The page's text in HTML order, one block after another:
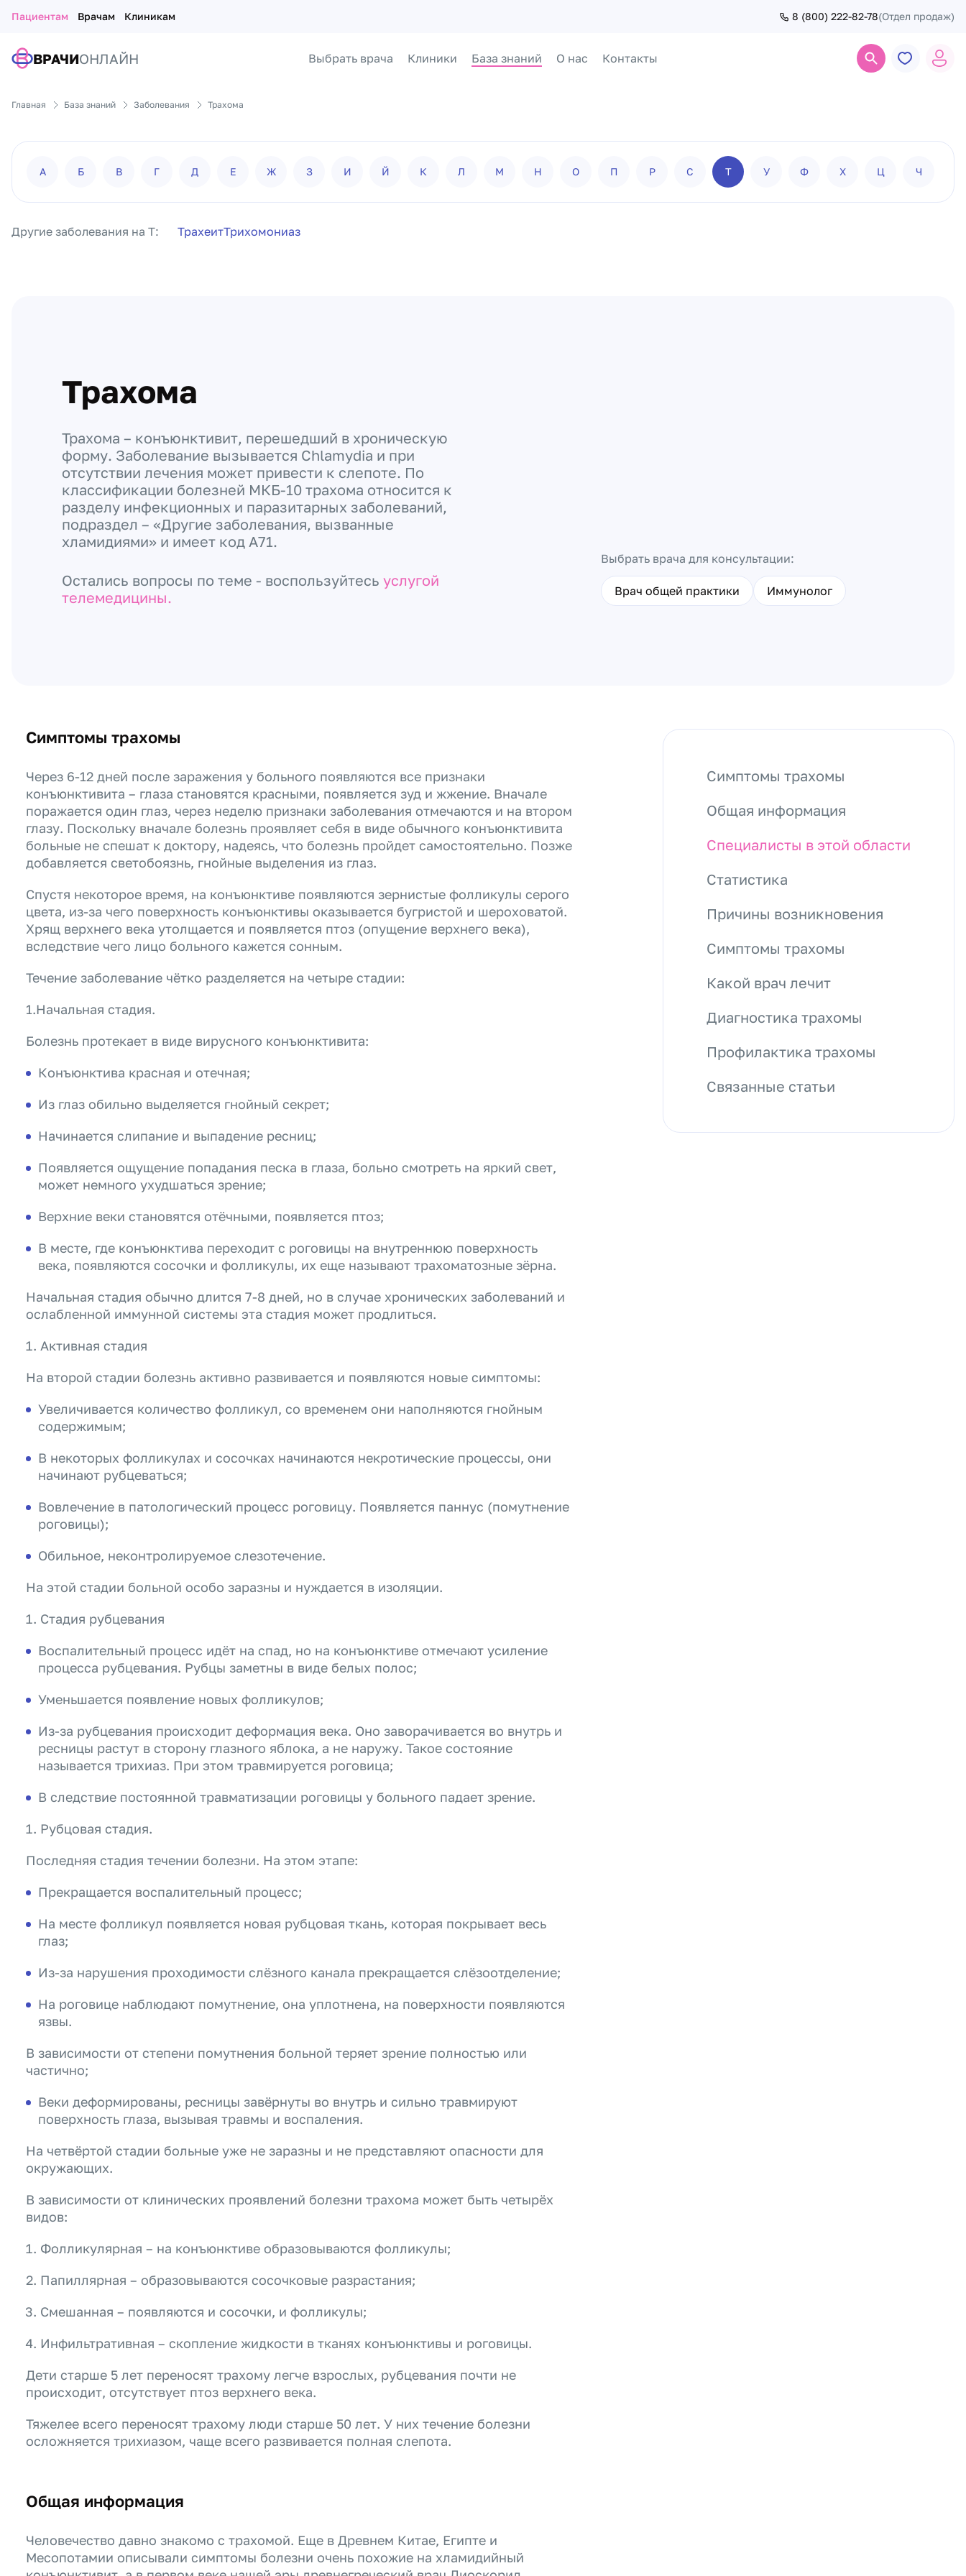
Пациентам Врачам Клиникам 8 (800) 222-82-78(Отдел продаж)
ВРАЧИОНЛАЙН Выбрать врача Клиники База знаний О нас Контакты
Главная База знаний Заболевания Трахома
А Б В Г Д Е Ж З И Й К Л М Н О П Р С Т У Ф Х Ц Ч
Другие заболевания на Т: ТрахеитТрихомониаз
Трахома
Трахома – конъюнктивит, перешедший в хроническую
форму. Заболевание вызывается Chlamydia и при
отсутствии лечения может привести к слепоте. По
классификации болезней МКБ-10 трахома относится к
разделу инфекционных и паразитарных заболеваний,
подраздел – «Другие заболевания, вызванные
хламидиями» и имеет код А71.
Остались вопросы по теме - воспользуйтесь услугой
телемедицины.
Выбрать врача для консультации:
Врач общей практики Иммунолог
Симптомы трахомы
Через 6-12 дней после заражения у больного появляются все признаки
конъюнктивита – глаза становятся красными, появляется зуд и жжение. Вначале
поражается один глаз, через неделю признаки заболевания отмечаются и на втором
глазу. Поскольку вначале болезнь проявляет себя в виде обычного конъюнктивита
больные не спешат к доктору, надеясь, что болезнь пройдет самостоятельно. Позже
добавляется светобоязнь, гнойные выделения из глаз.
Спустя некоторое время, на конъюнктиве появляются зернистые фолликулы серого
цвета, из-за чего поверхность конъюнктивы оказывается бугристой и шероховатой.
Хрящ верхнего века утолщается и появляется птоз (опущение верхнего века),
вследствие чего лицо больного кажется сонным.
Течение заболевание чётко разделяется на четыре стадии:
1.Начальная стадия.
Болезнь протекает в виде вирусного конъюнктивита:
Конъюнктива красная и отечная;
Из глаз обильно выделяется гнойный секрет;
Начинается слипание и выпадение ресниц;
Появляется ощущение попадания песка в глаза, больно смотреть на яркий свет,
может немного ухудшаться зрение;
Верхние веки становятся отёчными, появляется птоз;
В месте, где конъюнктива переходит с роговицы на внутреннюю поверхность
века, появляются сосочки и фолликулы, их еще называют трахоматозные зёрна.
Начальная стадия обычно длится 7-8 дней, но в случае хронических заболеваний и
ослабленной иммунной системы эта стадия может продлиться.
Активная стадия
На второй стадии болезнь активно развивается и появляются новые симптомы:
Увеличивается количество фолликул, со временем они наполняются гнойным
содержимым;
В некоторых фолликулах и сосочках начинаются некротические процессы, они
начинают рубцеваться;
Вовлечение в патологический процесс роговицу. Появляется паннус (помутнение
роговицы);
Обильное, неконтролируемое слезотечение.
На этой стадии больной особо заразны и нуждается в изоляции.
Стадия рубцевания
Воспалительный процесс идёт на спад, но на конъюнктиве отмечают усиление
процесса рубцевания. Рубцы заметны в виде белых полос;
Уменьшается появление новых фолликулов;
Из-за рубцевания происходит деформация века. Оно заворачивается во внутрь и
ресницы растут в сторону глазного яблока, а не наружу. Такое состояние
называется трихиаз. При этом травмируется роговица;
В следствие постоянной травматизации роговицы у больного падает зрение.
Рубцовая стадия.
Последняя стадия течении болезни. На этом этапе:
Прекращается воспалительный процесс;
На месте фолликул появляется новая рубцовая ткань, которая покрывает весь
глаз;
Из-за нарушения проходимости слёзного канала прекращается слёзоотделение;
На роговице наблюдают помутнение, она уплотнена, на поверхности появляются
язвы.
В зависимости от степени помутнения больной теряет зрение полностью или
частично;
Веки деформированы, ресницы завёрнуты во внутрь и сильно травмируют
поверхность глаза, вызывая травмы и воспаления.
На четвёртой стадии больные уже не заразны и не представляют опасности для
окружающих.
В зависимости от клинических проявлений болезни трахома может быть четырёх
видов:
Фолликулярная – на конъюнктиве образовываются фолликулы;
Папиллярная – образовываются сосочковые разрастания;
Смешанная – появляются и сосочки, и фолликулы;
Инфильтративная – скопление жидкости в тканях конъюнктивы и роговицы.
Дети старше 5 лет переносят трахому легче взрослых, рубцевания почти не
происходит, отсутствует птоз верхнего века.
Тяжелее всего переносят трахому люди старше 50 лет. У них течение болезни
осложняется трихиазом, чаще всего развивается полная слепота.
Общая информация
Человечество давно знакомо с трахомой. Еще в Древнем Китае, Египте и
Месопотамии описывали симптомы болезни очень похожие на хламидийный
Симптомы трахомы
Общая информация
Специалисты в этой области
Статистика
Причины возникновения
Симптомы трахомы
Какой врач лечит
Диагностика трахомы
Профилактика трахомы
Связанные статьи